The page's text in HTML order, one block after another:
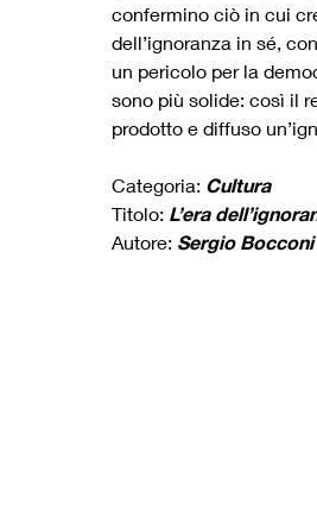
confermino ciò in cui
dell’ignoranza in sé,
un pericolo per la
sono più solide: così il
prodotto e diffuso
Categoria: Cultura
Titolo: L’era
Autore: Sergio Bocconi